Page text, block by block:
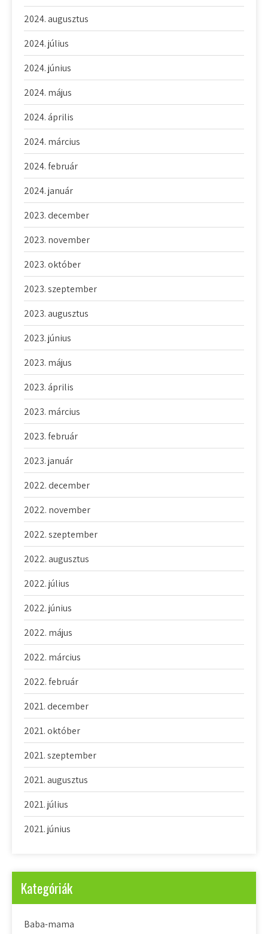
2024. augusztus
2024. július
2024. június
2024. május
2024. április
2024. március
2024. február
2024. január
2023. december
2023. november
2023. október
2023. szeptember
2023. augusztus
2023. június
2023. május
2023. április
2023. március
2023. február
2023. január
2022. december
2022. november
2022. szeptember
2022. augusztus
2022. július
2022. június
2022. május
2022. március
2022. február
2021. december
2021. október
2021. szeptember
2021. augusztus
2021. július
2021. június
Kategóriák
Baba-mama